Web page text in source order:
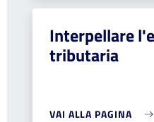
Interpellare
tributaria
VAI ALLA PAGINA